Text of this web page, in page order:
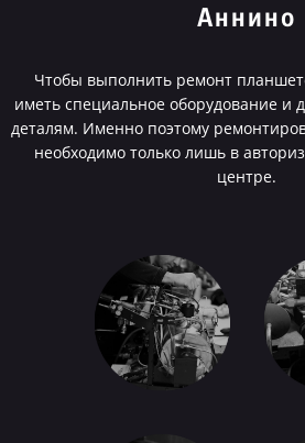
Аннино
Чтобы выполнить ремонт
иметь специальное оборудование и
деталям. Именно поэтому
необходимо только лишь в
центре.